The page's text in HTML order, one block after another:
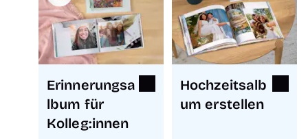
Erinnerungsa
lbum für
Kolleg:innen
Hochzeitsalb
um erstellen